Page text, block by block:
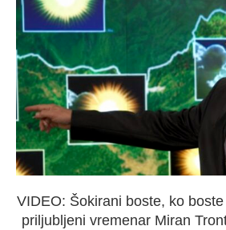
VIDEO: Šokirani boste, ko
priljubljeni vremenar Miran